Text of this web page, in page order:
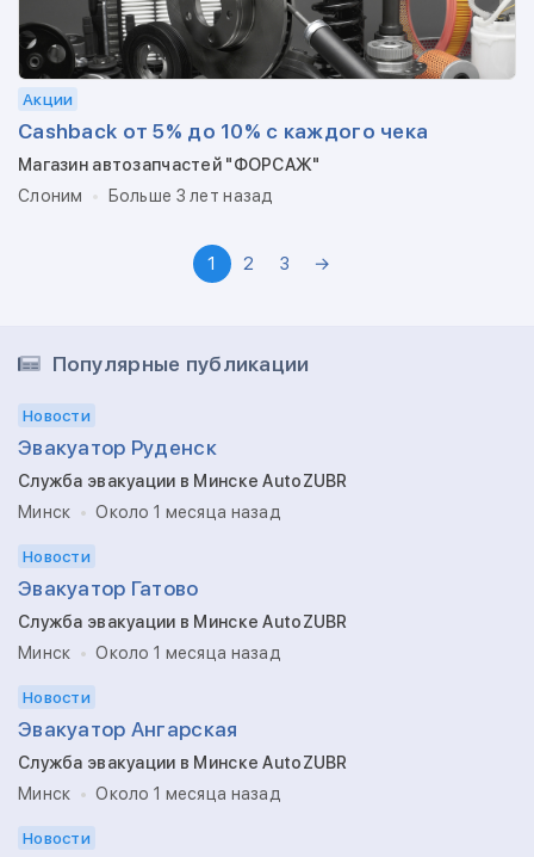
Акции
Cashback от 5% до 10% с каждого чека
Магазин автозапчастей "ФОРСАЖ"
Слоним
Больше 3 лет назад
1 2 3 →
Популярные публикации
Новости
Эвакуатор Руденск
Служба эвакуации в Минске AutoZUBR
Минск
Около 1 месяца назад
Новости
Эвакуатор Гатово
Служба эвакуации в Минске AutoZUBR
Минск
Около 1 месяца назад
Новости
Эвакуатор Ангарская
Служба эвакуации в Минске AutoZUBR
Минск
Около 1 месяца назад
Новости